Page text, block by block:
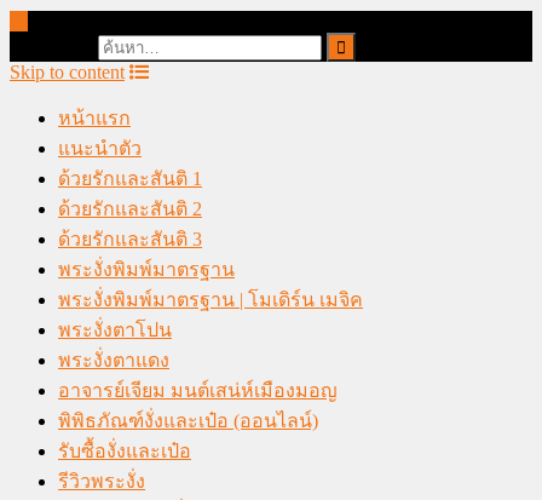
Skip to content
หน้าแรก
แนะนำตัว
ด้วยรักและสันติ 1
ด้วยรักและสันติ 2
ด้วยรักและสันติ 3
พระงั่งพิมพ์มาตรฐาน
พระงั่งพิมพ์มาตรฐาน | โมเดิร์น เมจิค
พระงั่งตาโปน
พระงั่งตาแดง
อาจารย์เจียม มนต์เสน่ห์เมืองมอญ
พิพิธภัณฑ์งั่งและเป๋อ (ออนไลน์)
รับซื้องั่งและเป๋อ
รีวิวพระงั่ง